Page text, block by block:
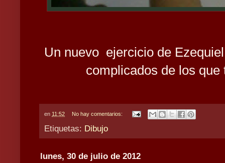
Un nuevo ejercicio de
complicados de los
en 11:52 No hay comentarios:
Etiquetas: Dibujo
lunes, 30 de julio de 2012